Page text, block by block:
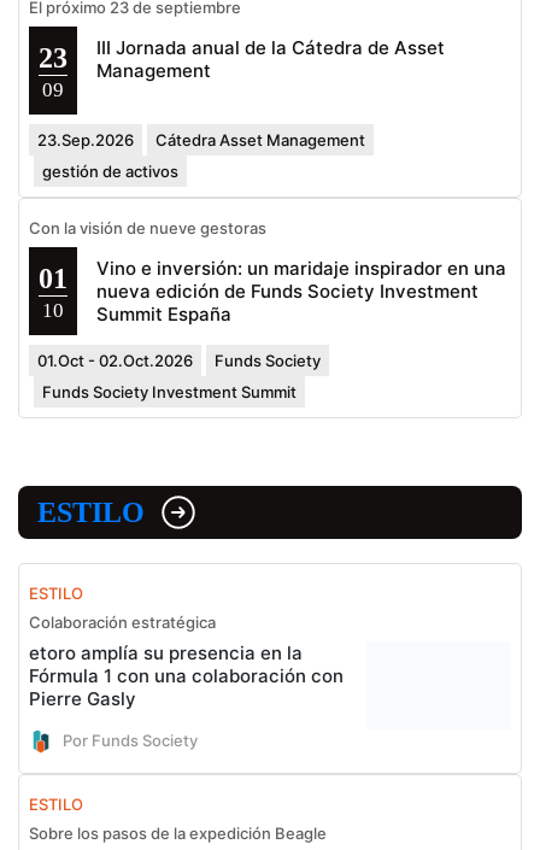
El próximo 23 de septiembre
23
09
III Jornada anual de la Cátedra de Asset
Management
23.Sep.2026
Cátedra Asset Management
gestión de activos
Con la visión de nueve gestoras
01
10
Vino e inversión: un maridaje inspirador en una
nueva edición de Funds Society Investment
Summit España
01.Oct - 02.Oct.2026
Funds Society
Funds Society Investment Summit
ESTILO
ESTILO
Colaboración estratégica
etoro amplía su presencia en la
Fórmula 1 con una colaboración con
Pierre Gasly
Por Funds Society
ESTILO
Sobre los pasos de la expedición Beagle